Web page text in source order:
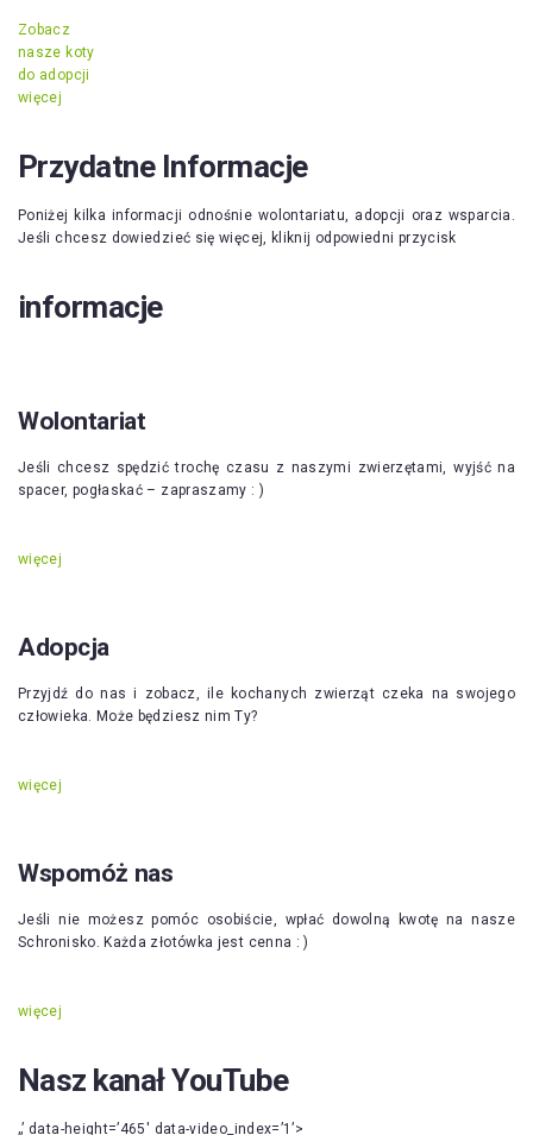
Zobacz
nasze koty
do adopcji
więcej
Przydatne Informacje
Poniżej kilka informacji odnośnie wolontariatu, adopcji oraz wsparcia.
Jeśli chcesz dowiedzieć się więcej, kliknij odpowiedni przycisk
informacje
Wolontariat
Jeśli chcesz spędzić trochę czasu z naszymi zwierzętami, wyjść na
spacer, pogłaskać – zapraszamy : )
więcej
Adopcja
Przyjdź do nas i zobacz, ile kochanych zwierząt czeka na swojego
człowieka. Może będziesz nim Ty?
więcej
Wspomóż nas
Jeśli nie możesz pomóc osobiście, wpłać dowolną kwotę na nasze
Schronisko. Każda złotówka jest cenna : )
więcej
Nasz kanał YouTube
„’ data-height=’465′ data-video_index=’1’>